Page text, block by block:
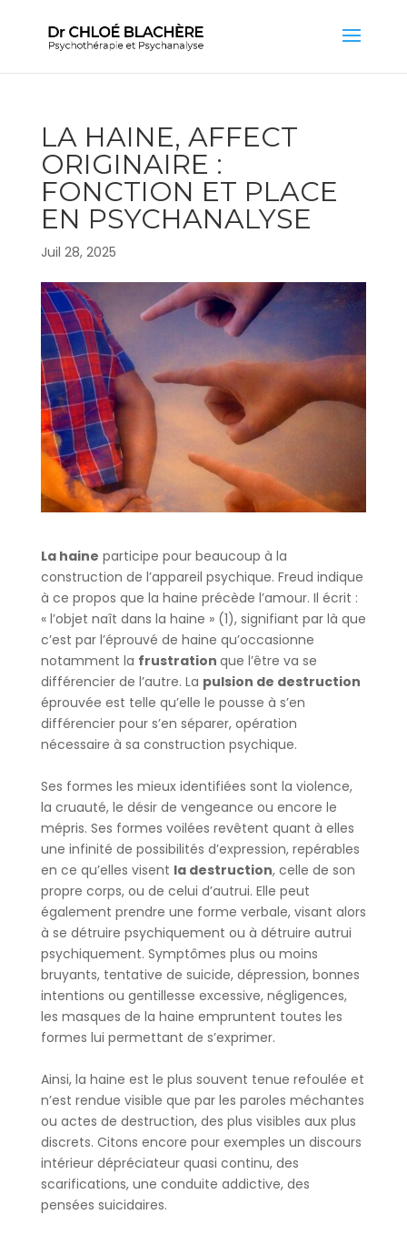
LA HAINE, AFFECT
ORIGINAIRE :
FONCTION ET PLACE
EN PSYCHANALYSE
Juil 28, 2025
La haine participe pour beaucoup à la
construction de l’appareil psychique. Freud indique
à ce propos que la haine précède l’amour. Il écrit :
« l’objet naît dans la haine » (1), signifiant par là que
c’est par l’éprouvé de haine qu’occasionne
notamment la frustration que l’être va se
différencier de l’autre. La pulsion de destruction
éprouvée est telle qu’elle le pousse à s’en
différencier pour s’en séparer, opération
nécessaire à sa construction psychique.
Ses formes les mieux identifiées sont la violence,
la cruauté, le désir de vengeance ou encore le
mépris. Ses formes voilées revêtent quant à elles
une infinité de possibilités d’expression, repérables
en ce qu’elles visent la destruction, celle de son
propre corps, ou de celui d’autrui. Elle peut
également prendre une forme verbale, visant alors
à se détruire psychiquement ou à détruire autrui
psychiquement. Symptômes plus ou moins
bruyants, tentative de suicide, dépression, bonnes
intentions ou gentillesse excessive, négligences,
les masques de la haine empruntent toutes les
formes lui permettant de s’exprimer.
Ainsi, la haine est le plus souvent tenue refoulée et
n’est rendue visible que par les paroles méchantes
ou actes de destruction, des plus visibles aux plus
discrets. Citons encore pour exemples un discours
intérieur dépréciateur quasi continu, des
scarifications, une conduite addictive, des
pensées suicidaires.